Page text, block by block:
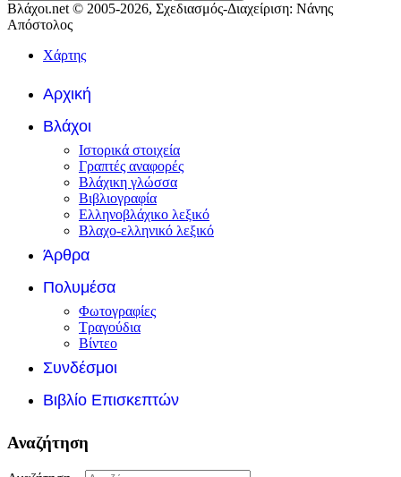
Βλάχοι.net © 2005-2026, Σχεδιασμός-Διαχείριση: Νάνης
Απόστολος
Χάρτης
Αρχική
Βλάχοι
Ιστορικά στοιχεία
Γραπτές αναφορές
Βλάχικη γλώσσα
Βιβλιογραφία
Ελληνοβλάχικο λεξικό
Βλαχο-ελληνικό λεξικό
Άρθρα
Πολυμέσα
Φωτογραφίες
Τραγούδια
Βίντεο
Συνδέσμοι
Βιβλίο Επισκεπτών
Αναζήτηση